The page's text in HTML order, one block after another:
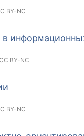
BY-NC
в
CC BY-NC
BY-NC